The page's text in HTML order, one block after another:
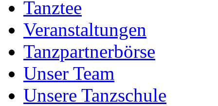
Tanztee
Veranstaltungen
Tanzpartnerbörse
Unser Team
Unsere Tanzschule